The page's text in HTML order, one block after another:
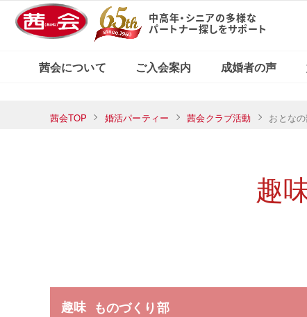
中高年・シニアの多様な
パートナー探しをサポート
茜会について ご入会案内 成婚者の声
東京・新宿本店
X（旧Twitter）で
見る
茜会TOP 婚活パーティー 茜会クラブ活動 おとな
趣
趣味 ものづくり部